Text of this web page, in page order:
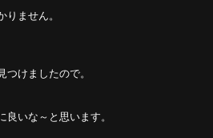
ません。
けましたので。
いな～と思います。